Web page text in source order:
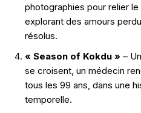
photographies pour relier
explorant des amours
résolus.
« Season of Kokdu » –
se croisent, un médecin
tous les 99 ans, dans une
temporelle.